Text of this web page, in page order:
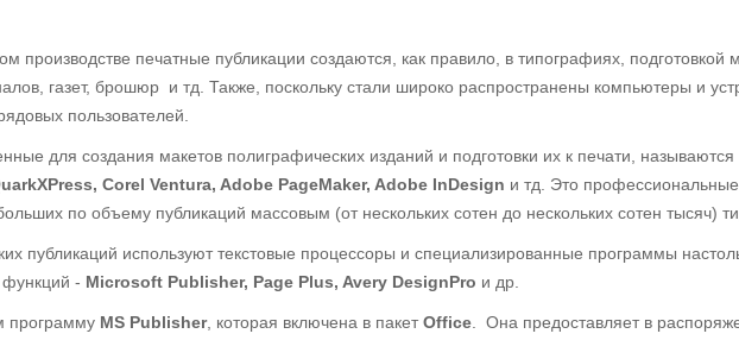
производстве печатные публикации создаются, как правило, в типографиях, подготовкой
газет, брошюр и тд. Также, поскольку стали широко распространены компьютеры и
пользователей.
для создания макетов полиграфических изданий и подготовки их к печати, называются
Corel Ventura, Adobe PageMaker, Adobe InDesign и тд. Это
по объему публикаций массовым (от нескольких сотен до нескольких сотен тысяч)
публикаций используют текстовые процессоры и специализированные программы
- Microsoft Publisher, Page Plus, Avery DesignPro и др.
программу MS Publisher, которая включена в пакетOffice . Она предоставляет в